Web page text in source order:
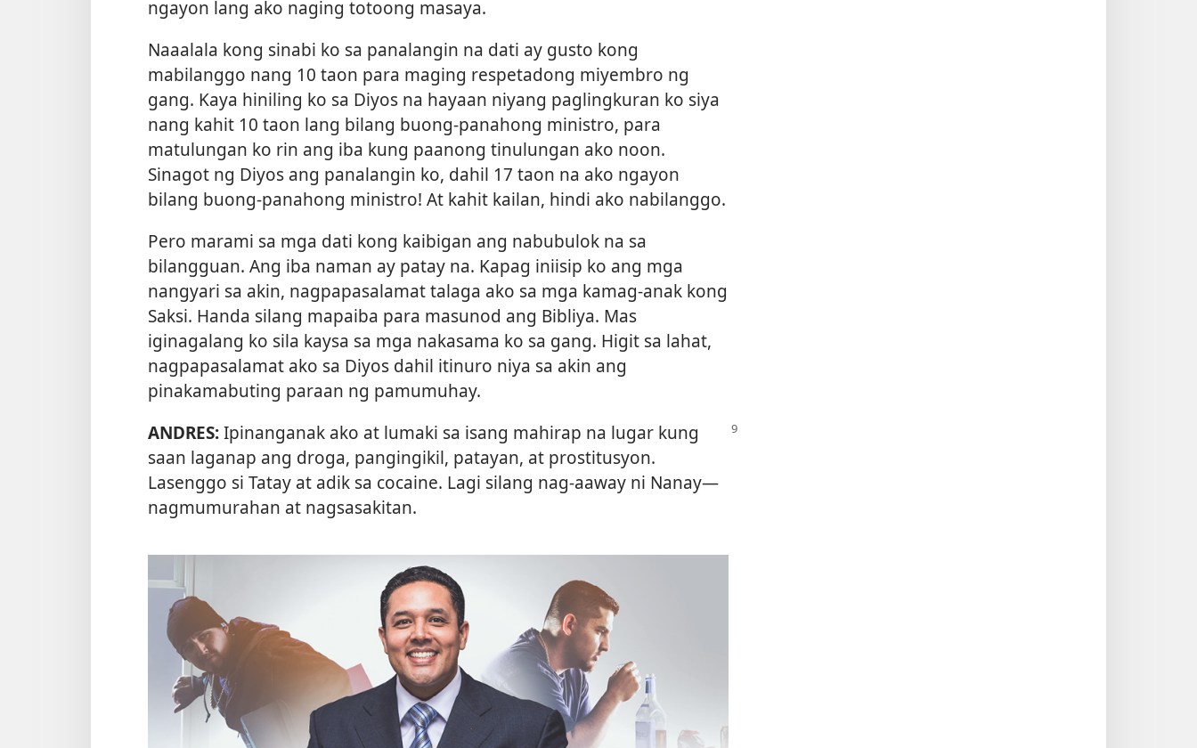
ngayon lang ako naging totoong masaya.
Naaalala kong sinabi ko sa panalangin na dati ay gusto kong
mabilanggo nang 10 taon para maging respetadong miyembro ng
gang. Kaya hiniling ko sa Diyos na hayaan niyang paglingkuran ko siya
nang kahit 10 taon lang bilang buong-panahong ministro, para
matulungan ko rin ang iba kung paanong tinulungan ako noon.
Sinagot ng Diyos ang panalangin ko, dahil 17 taon na ako ngayon
bilang buong-panahong ministro! At kahit kailan, hindi ako nabilanggo.
Pero marami sa mga dati kong kaibigan ang nabubulok na sa
bilangguan. Ang iba naman ay patay na. Kapag iniisip ko ang mga
nangyari sa akin, nagpapasalamat talaga ako sa mga kamag-anak kong
Saksi. Handa silang mapaiba para masunod ang Bibliya. Mas
iginagalang ko sila kaysa sa mga nakasama ko sa gang. Higit sa lahat,
nagpapasalamat ako sa Diyos dahil itinuro niya sa akin ang
pinakamabuting paraan ng pamumuhay.
ANDRES:Ipinanganak ako at lumaki sa isang mahirap na lugar kung
saan laganap ang droga, pangingikil, patayan, at prostitusyon.
Lasenggo si Tatay at adik sa cocaine. Lagi silang nag-aaway ni Nanay—
nagmumurahan at nagsasakitan.